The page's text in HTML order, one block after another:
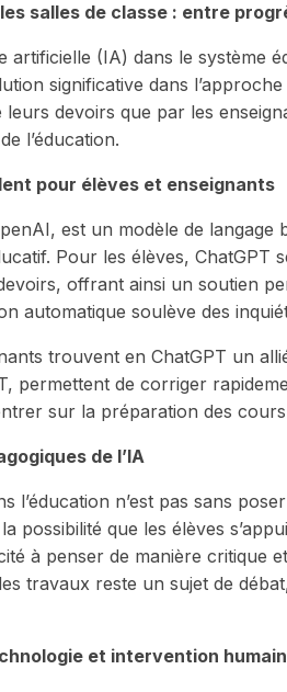
les salles de classe : entre
artificielle (IA) dans le
significative dans
devoirs que par les
l’éducation.
pour élèves et enseignants
est un modèle de
Pour les élèves, ChatGPT
offrant ainsi un soutien
automatique soulève des
trouvent en ChatGPT un
permettent de corriger
sur la préparation des
de l’IA
l’éducation n’est pas sans
possibilité que les élèves
à penser de manière critique
travaux reste un sujet de
et intervention